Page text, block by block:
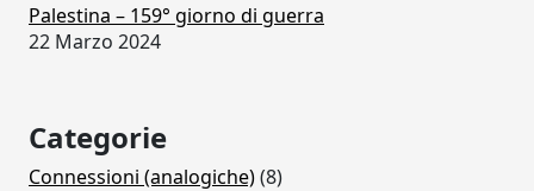
Palestina – 159° giorno di guerra
22 Marzo 2024
Categorie
Connessioni (analogiche)(8)